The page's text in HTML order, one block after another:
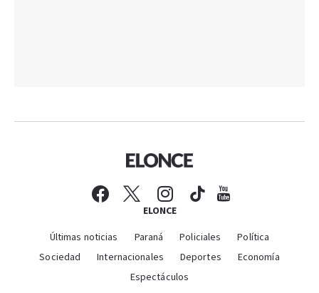
ELONCE
Últimas noticias Paraná Policiales
Política
Sociedad
Internacionales Deportes
Economía
Espectáculos